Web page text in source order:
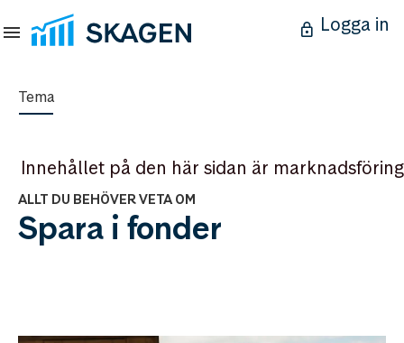
Logga in
Tema
Innehållet på den här sidan är marknadsföring
ALLT DU BEHÖVER VETA OM
Spara i fonder